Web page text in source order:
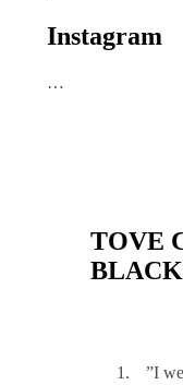
Instagram
…
TOVE
”I